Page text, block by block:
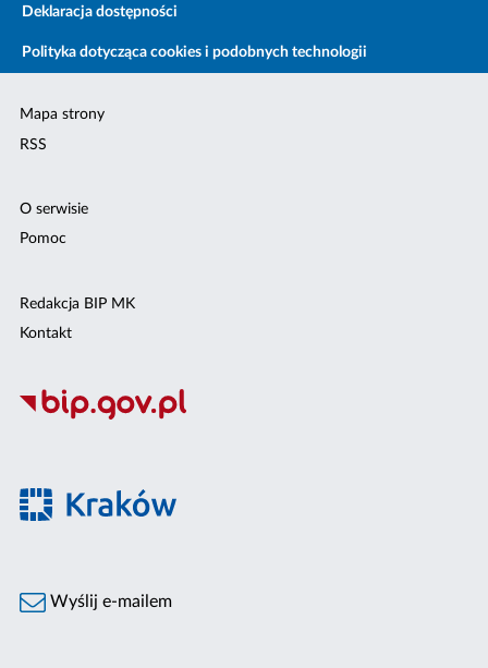
Deklaracja dostępności
Polityka dotycząca cookies i podobnych technologii
Mapa strony
RSS
O serwisie
Pomoc
Redakcja BIP MK
Kontakt
Wyślij e-mailem